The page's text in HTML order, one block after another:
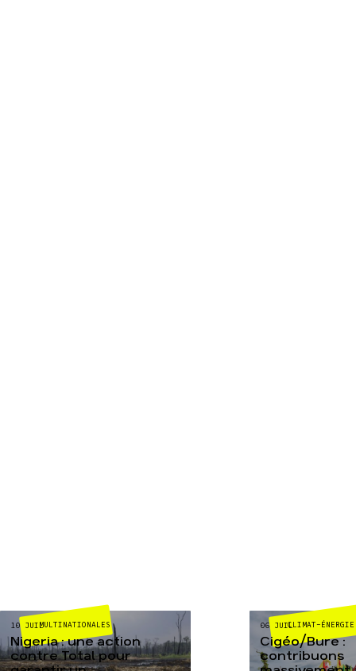
MULTINATIONALES
10 JUIL
Nigeria : une action
contre Total pour
CLIMAT-ÉNERGIE
06 JUIL
Cigéo/Bure :
contribuons